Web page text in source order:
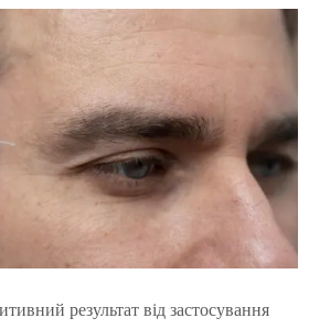
результат від застосування